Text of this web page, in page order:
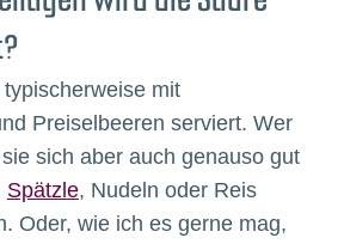
mit
Preiselbeeren serviert. Wer
sich aber auch genauso gut
Spätzle, Nudeln oder Reis
Oder, wie ich es gerne mag,